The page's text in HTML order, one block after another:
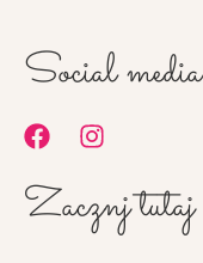
Social media
F
a
c
e
I
t
a
Zacznj tutaj